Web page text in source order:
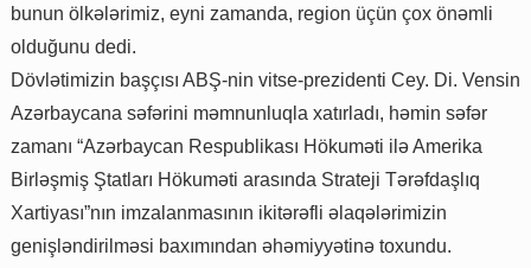
bunun ölkələrimiz, eyni zamanda, region üçün çox önəmli
olduğunu dedi.
Dövlətimizin başçısı ABŞ-nin vitse-prezidenti Cey. Di. Vensin
Azərbaycana səfərini məmnunluqla xatırladı, həmin səfər
zamanı “Azərbaycan Respublikası Hökuməti ilə Amerika
Birləşmiş Ştatları Hökuməti arasında Strateji Tərəfdaşlıq
Xartiyası”nın imzalanmasının ikitərəfli əlaqələrimizin
genişləndirilməsi baxımından əhəmiyyətinə toxundu.